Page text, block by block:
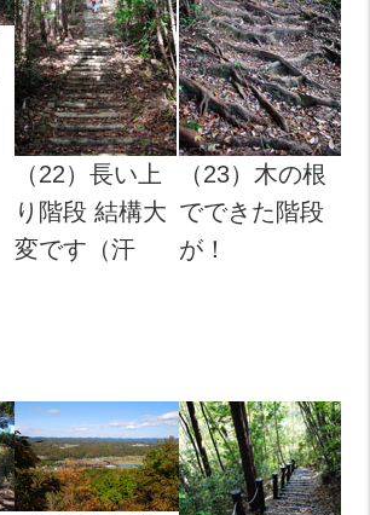
（22）長い上
り階段 結構大
変です（汗
（23）木の根
でできた階段
が！